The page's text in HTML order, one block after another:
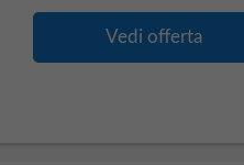
Vedi offerta